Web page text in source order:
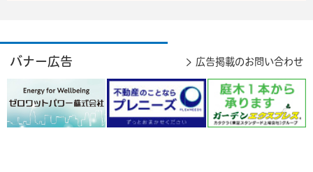
バナー広告 広告掲載のお問い合わせ